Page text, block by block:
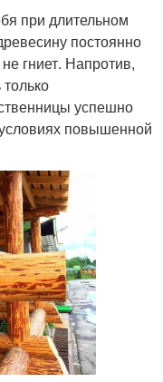
при длительном
постоянно
гниет. Напротив,
успешно
повышенной